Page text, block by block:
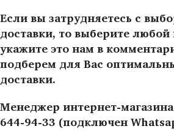
Если вы затрудняетесь с
доставки, то выберите любой
укажите это нам в
подберем для Вас
доставки.
Менеджер интернет-
644-94-33 (подключен